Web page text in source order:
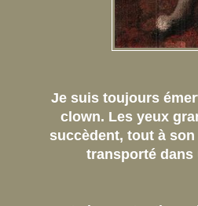
Je suis toujours
clown. Les yeux
succèdent, tout à
transporté